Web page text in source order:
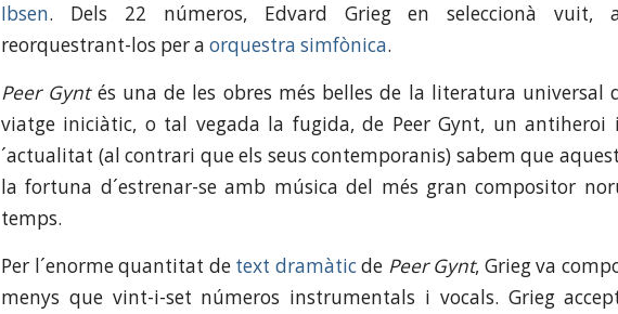
Ibsen. Dels 22 números, Edvard Grieg en seleccionà vuit,
reorquestrant-los per a orquestra simfònica.
Peer Gyntés una de les obres més belles de la literatura universal
viatge iniciàtic, o tal vegada la fugida, de Peer Gynt, un antiheroi
´actualitat (al contrari que els seus contemporanis) sabem que
la fortuna d´estrenar-se amb música del més gran compositor
temps.
Per l´enorme quantitat de text dramàticde Peer Gynt, Grieg va
menys que vint-i-set números instrumentals i vocals. Grieg